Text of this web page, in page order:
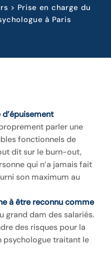
> Prise en charge du
à Paris
parler une
fonctionnels de
dit sur le burn-out,
qui n’a jamais fait
son maximum au
à être reconnu comme
grand dam des salariés.
des risques pour la
psychologue traitant le